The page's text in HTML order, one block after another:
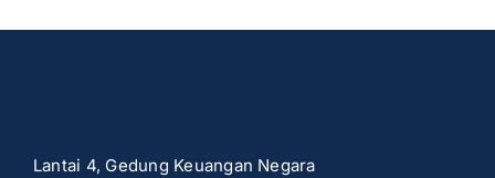
Lantai 4, Gedung Keuangan Negara